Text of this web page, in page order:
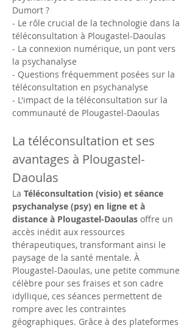
Dumort ?
- Le rôle crucial de la technologie dans la
téléconsultation à Plougastel-Daoulas
- La connexion numérique, un pont vers
la psychanalyse
- Questions fréquemment posées sur la
téléconsultation en psychanalyse
- L'impact de la téléconsultation sur la
communauté de Plougastel-Daoulas
La téléconsultation et ses
avantages à Plougastel-
Daoulas
La Téléconsultation (visio) et séance
psychanalyse (psy) en ligne et à
distance à Plougastel-Daoulas offre un
accès inédit aux ressources
thérapeutiques, transformant ainsi le
paysage de la santé mentale. À
Plougastel-Daoulas, une petite commune
célèbre pour ses fraises et son cadre
idyllique, ces séances permettent de
rompre avec les contraintes
géographiques. Grâce à des plateformes